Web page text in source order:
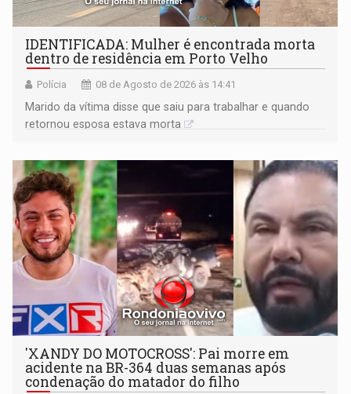
IDENTIFICADA: Mulher é encontrada morta
dentro de residência em Porto Velho
Polícia 08 de Agosto de 2026 às 14:41
Marido da vítima disse que saiu para trabalhar e quando
retornou esposa estava morta
'XANDY DO MOTOCROSS': Pai morre em
acidente na BR-364 duas semanas após
condenação do matador do filho